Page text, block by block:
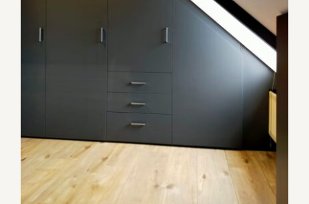
Kledingkast onder een schuin
plafond